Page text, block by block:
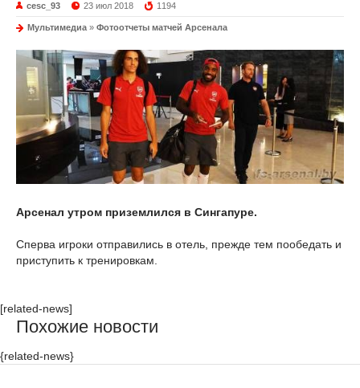
cesc_93 23 июл 2018 1194
Мультимедиа » Фотоотчеты матчей Арсенала
Арсенал утром приземлился в Сингапуре.
Сперва игроки отправились в отель, прежде тем пообедать и
приступить к тренировкам.
[related-news]
Похожие новости
{related-news}